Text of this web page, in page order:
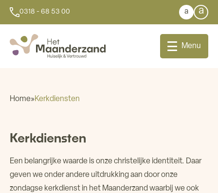
0318 - 68 53 00 a a
Aanleunwoningen
Menu
Home»Kerkdiensten
Kerkdiensten
Een belangrijke waarde is onze christelijke identiteit. Daar
geven we onder andere uitdrukking aan door onze
zondagse kerkdienst in het Maanderzand waarbij we ook